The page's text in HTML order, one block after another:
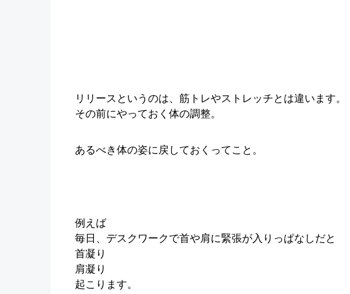
リリースというのは、筋トレやストレッチとは違います。
その前にやっておく体の調整。
あるべき体の姿に戻しておくってこと。
例えば
毎日、デスクワークで首や肩に緊張が入りっぱなしだと
首凝り
肩凝り
起こります。